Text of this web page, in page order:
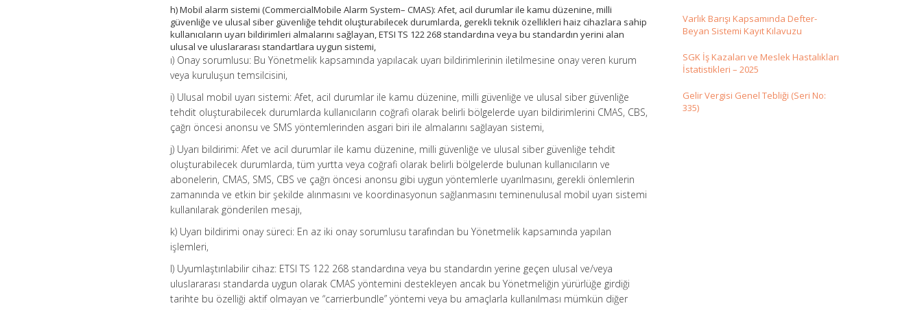
h) Mobil alarm sistemi (CommercialMobile Alarm System– CMAS): Afet, acil durumlar ile kamu düzenine, milli
güvenliğe ve ulusal siber güvenliğe tehdit oluşturabilecek durumlarda, gerekli teknik özellikleri haiz cihazlara sahip
kullanıcıların uyarı bildirimleri almalarını sağlayan, ETSI TS 122 268 standardına veya bu standardın yerini alan
ulusal ve uluslararası standartlara uygun sistemi,
ı) Onay sorumlusu: Bu Yönetmelik kapsamında yapılacak uyarı bildirimlerinin iletilmesine onay veren kurum
veya kuruluşun temsilcisini,
i) Ulusal mobil uyarı sistemi: Afet, acil durumlar ile kamu düzenine, milli güvenliğe ve ulusal siber güvenliğe
tehdit oluşturabilecek durumlarda kullanıcıların coğrafi olarak belirli bölgelerde uyarı bildirimlerini CMAS, CBS,
çağrı öncesi anonsu ve SMS yöntemlerinden asgari biri ile almalarını sağlayan sistemi,
j) Uyarı bildirimi: Afet ve acil durumlar ile kamu düzenine, milli güvenliğe ve ulusal siber güvenliğe tehdit
oluşturabilecek durumlarda, tüm yurtta veya coğrafi olarak belirli bölgelerde bulunan kullanıcıların ve
abonelerin, CMAS, SMS, CBS ve çağrı öncesi anonsu gibi uygun yöntemlerle uyarılmasını, gerekli önlemlerin
zamanında ve etkin bir şekilde alınmasını ve koordinasyonun sağlanmasını teminenulusal mobil uyarı sistemi
kullanılarak gönderilen mesajı,
k) Uyarı bildirimi onay süreci: En az iki onay sorumlusu tarafından bu Yönetmelik kapsamında yapılan
işlemleri,
l) Uyumlaştırılabilir cihaz: ETSI TS 122 268 standardına veya bu standardın yerine geçen ulusal ve/veya
uluslararası standarda uygun olarak CMAS yöntemini destekleyen ancak bu Yönetmeliğin yürürlüğe girdiği
tarihte bu özelliği aktif olmayan ve “carrierbundle” yöntemi veya bu amaçlarla kullanılması mümkün diğer
Varlık Barışı Kapsamında Defter-
Beyan Sistemi Kayıt Kılavuzu
SGK İş Kazaları ve Meslek Hastalıkları
İstatistikleri – 2025
Gelir Vergisi Genel Tebliği (Seri No:
335)